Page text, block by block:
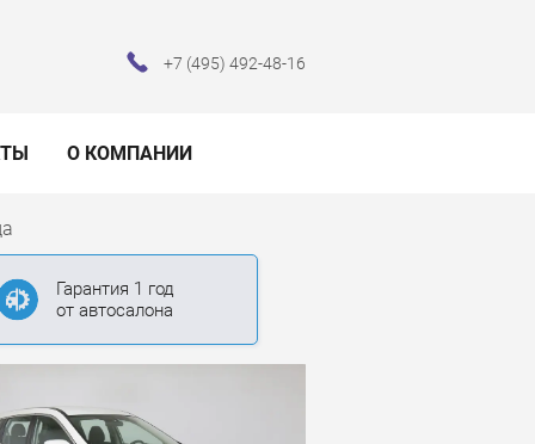
+7 (495) 492-48-16
О КОМПАНИИ
Гарантия 1 год
от автосалона